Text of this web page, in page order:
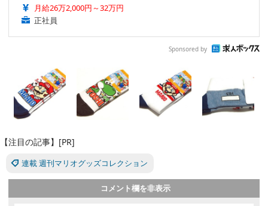
月給26万2,000円～32万円
正社員
Sponsored by
【注目の記事】[PR]
連載 週刊マリオグッズコレクション
コメント欄を非表示